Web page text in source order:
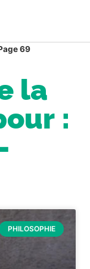
69
la
:
PHILOSOPHIE